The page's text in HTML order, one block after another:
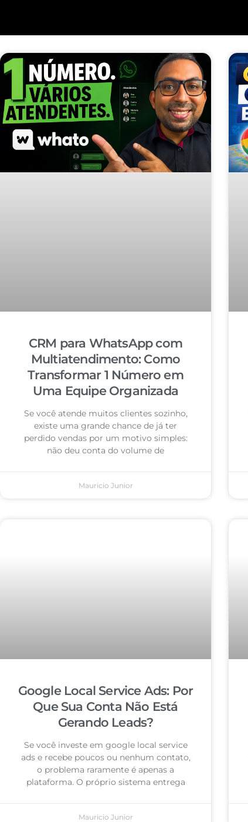
CRM para WhatsApp com
Multiatendimento: Como
Transformar 1 Número em
Uma Equipe Organizada
Se você atende muitos clientes sozinho,
existe uma grande chance de já ter
perdido vendas por um motivo simples:
não deu conta do volume de
Mauricio Junior
Google Local Service Ads: Por
Que Sua Conta Não Está
Gerando Leads?
Se você investe em google local service
ads e recebe poucos ou nenhum contato,
o problema raramente é apenas a
plataforma. O próprio sistema entrega
Mauricio Junior